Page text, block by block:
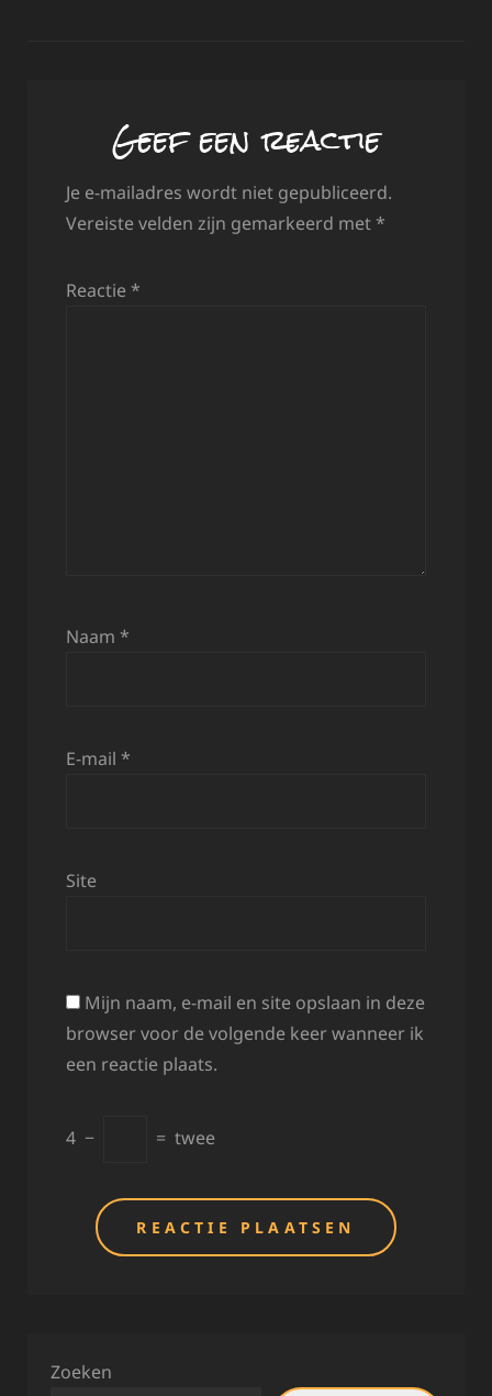
Geef een reactie
Je e-mailadres wordt niet gepubliceerd.
Vereiste velden zijn gemarkeerd met *
Reactie *
Naam *
E-mail *
Site
Mijn naam, e-mail en site opslaan in deze
browser voor de volgende keer wanneer ik
een reactie plaats.
4 − = twee
Zoeken